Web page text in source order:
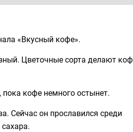
«Вкусный кофе».
Цветочные сорта делают
кофе немного остынет.
Сейчас он прославился среди